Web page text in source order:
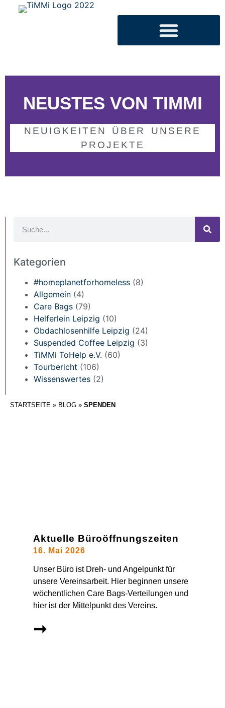
NEUSTES VON TIMMI
NEUIGKEITEN ÜBER UNSERE
PROJEKTE
STARTSEITE » BLOG » SPENDEN
Aktuelle Büroöffnungszeiten
16. Mai 2026
Unser Büro ist Dreh- und Angelpunkt für
unsere Vereinsarbeit. Hier beginnen unsere
wöchentlichen Care Bags-Verteilungen und
hier ist der Mittelpunkt des Vereins.
➞
Kategorien
#homeplanetforhomeless (8)
Allgemein (4)
Care Bags (79)
Helferlein Leipzig (10)
Obdachlosenhilfe Leipzig (24)
Suspended Coffee Leipzig (3)
TiMMi ToHelp e.V. (60)
Tourbericht (106)
Wissenswertes (2)